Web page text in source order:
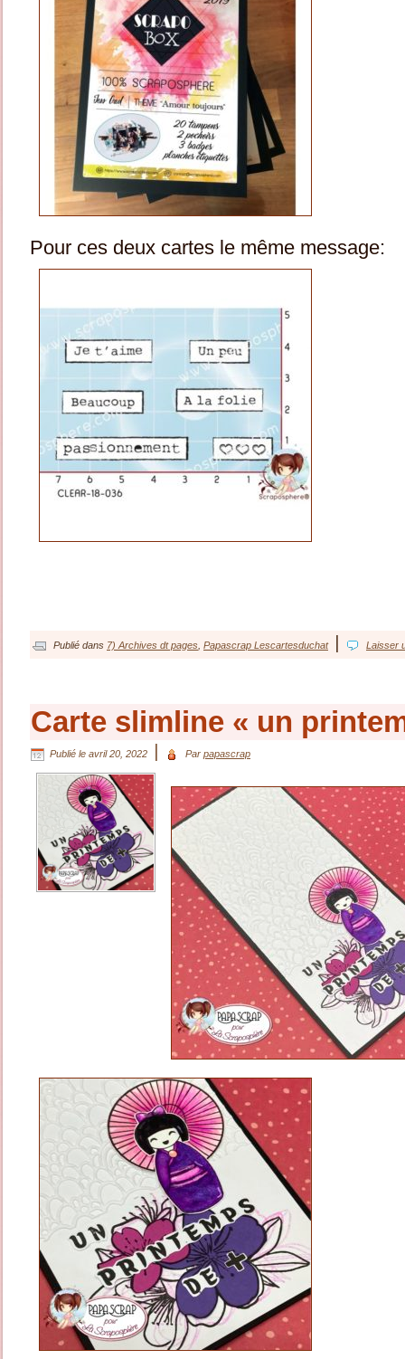
Pour ces deux cartes le même message:
Publié dans 7) Archives dt pages Papascrap Lescartesduchat Laisser
Carte slimline « un
Publié le avril 20, 2022 Par papascrap